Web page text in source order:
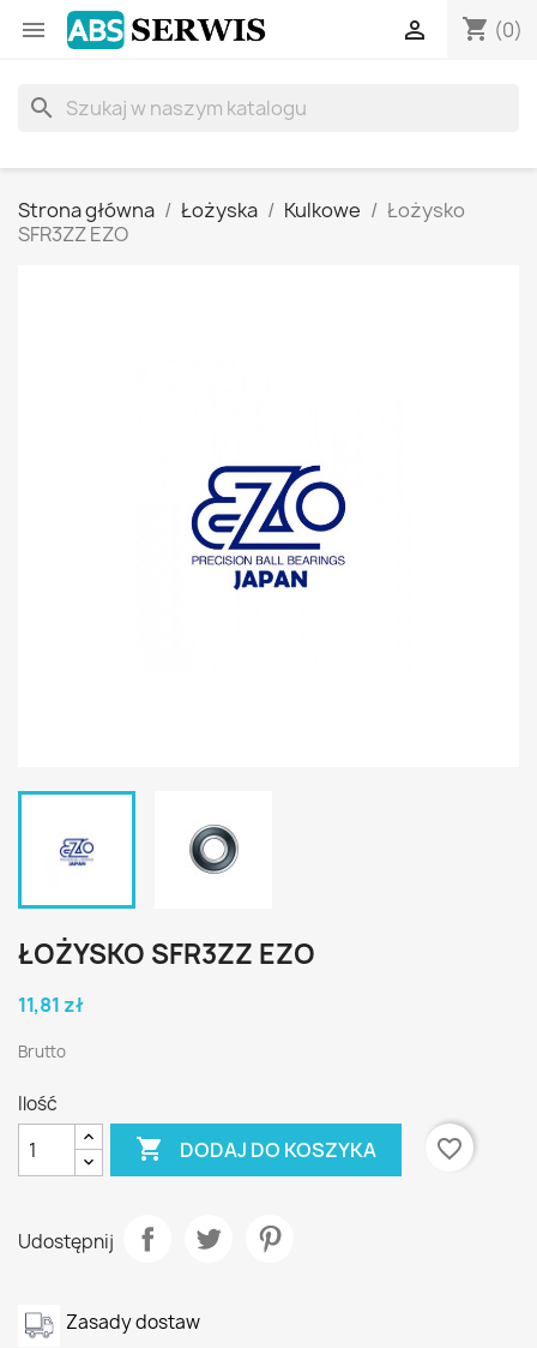
 shopping_cart (0)

search
Strona główna Łożyska Kulkowe
Łożysko
SFR3ZZ EZO
ŁOŻYSKO SFR3ZZ EZO
11,81 zł
Brutto
Ilość
 DODAJ DO KOSZYKA favorite_border
Udostępnij
Zasady dostaw